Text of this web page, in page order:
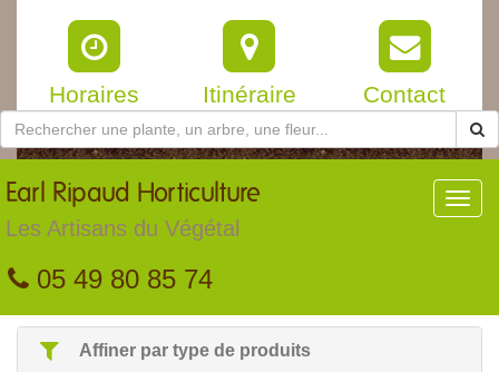
Horaires Itinéraire Contact
Earl Ripaud Horticulture
Les Artisans du Végétal
05 49 80 85 74
Affiner par type de produits